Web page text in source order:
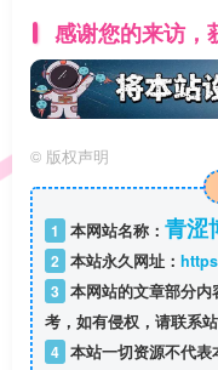
感谢您的来访，
© 版权声明
1 本网站名称： 青涩
2 本站永久网址：
3 本网站的文章部分
考，如有侵权，请联系
4 本站一切资源不代